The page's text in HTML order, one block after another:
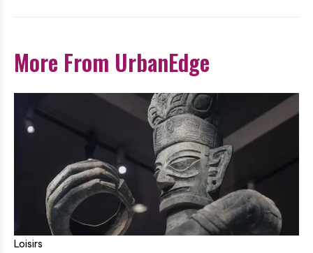
More From UrbanEdge
Loisirs